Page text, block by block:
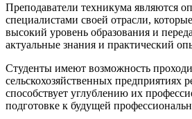
Преподаватели техникума являются
специалистами своей отрасли,
высокий уровень образования и
актуальные знания и практический
Студенты имеют возможность
сельскохозяйственных предприятиях
способствует углублению их
подготовке к будущей